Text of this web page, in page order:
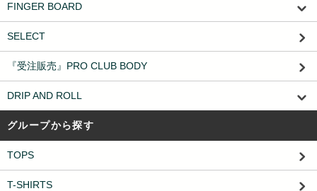
FINGER BOARD
SELECT
『受注販売』PRO CLUB BODY
DRIP AND ROLL
グループから探す
TOPS
T-SHIRTS